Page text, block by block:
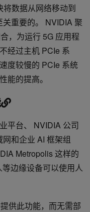
数据从网络移动到
重要的。 NVIDIA 聚
，为运行 5G 应用程
经过主机 PCIe 系
度较慢的 PCIe 系统
能的提高。
平台、 NVIDIA 公司
和企业 AI 框架组
Metropolis 这样的
边缘设备可以使用人
供此功能，而无需部